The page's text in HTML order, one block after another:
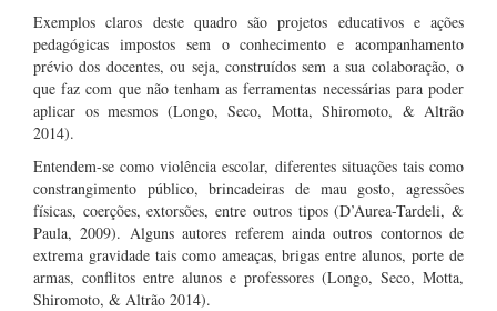
Exemplos claros deste quadro são projetos educativos e ações
pedagógicas impostos sem o conhecimento e acompanhamento
prévio dos docentes, ou seja, construídos sem a sua colaboração, o
que faz com que não tenham as ferramentas necessárias para poder
aplicar os mesmos (Longo, Seco, Motta, Shiromoto, & Altrão
2014).
Entendem-se como violência escolar, diferentes situações tais como
constrangimento público, brincadeiras de mau gosto, agressões
físicas, coerções, extorsões, entre outros tipos (D’Aurea-Tardeli, &
Paula, 2009). Alguns autores referem ainda outros contornos de
extrema gravidade tais como ameaças, brigas entre alunos, porte de
armas, conflitos entre alunos e professores (Longo, Seco, Motta,
Shiromoto, & Altrão 2014).